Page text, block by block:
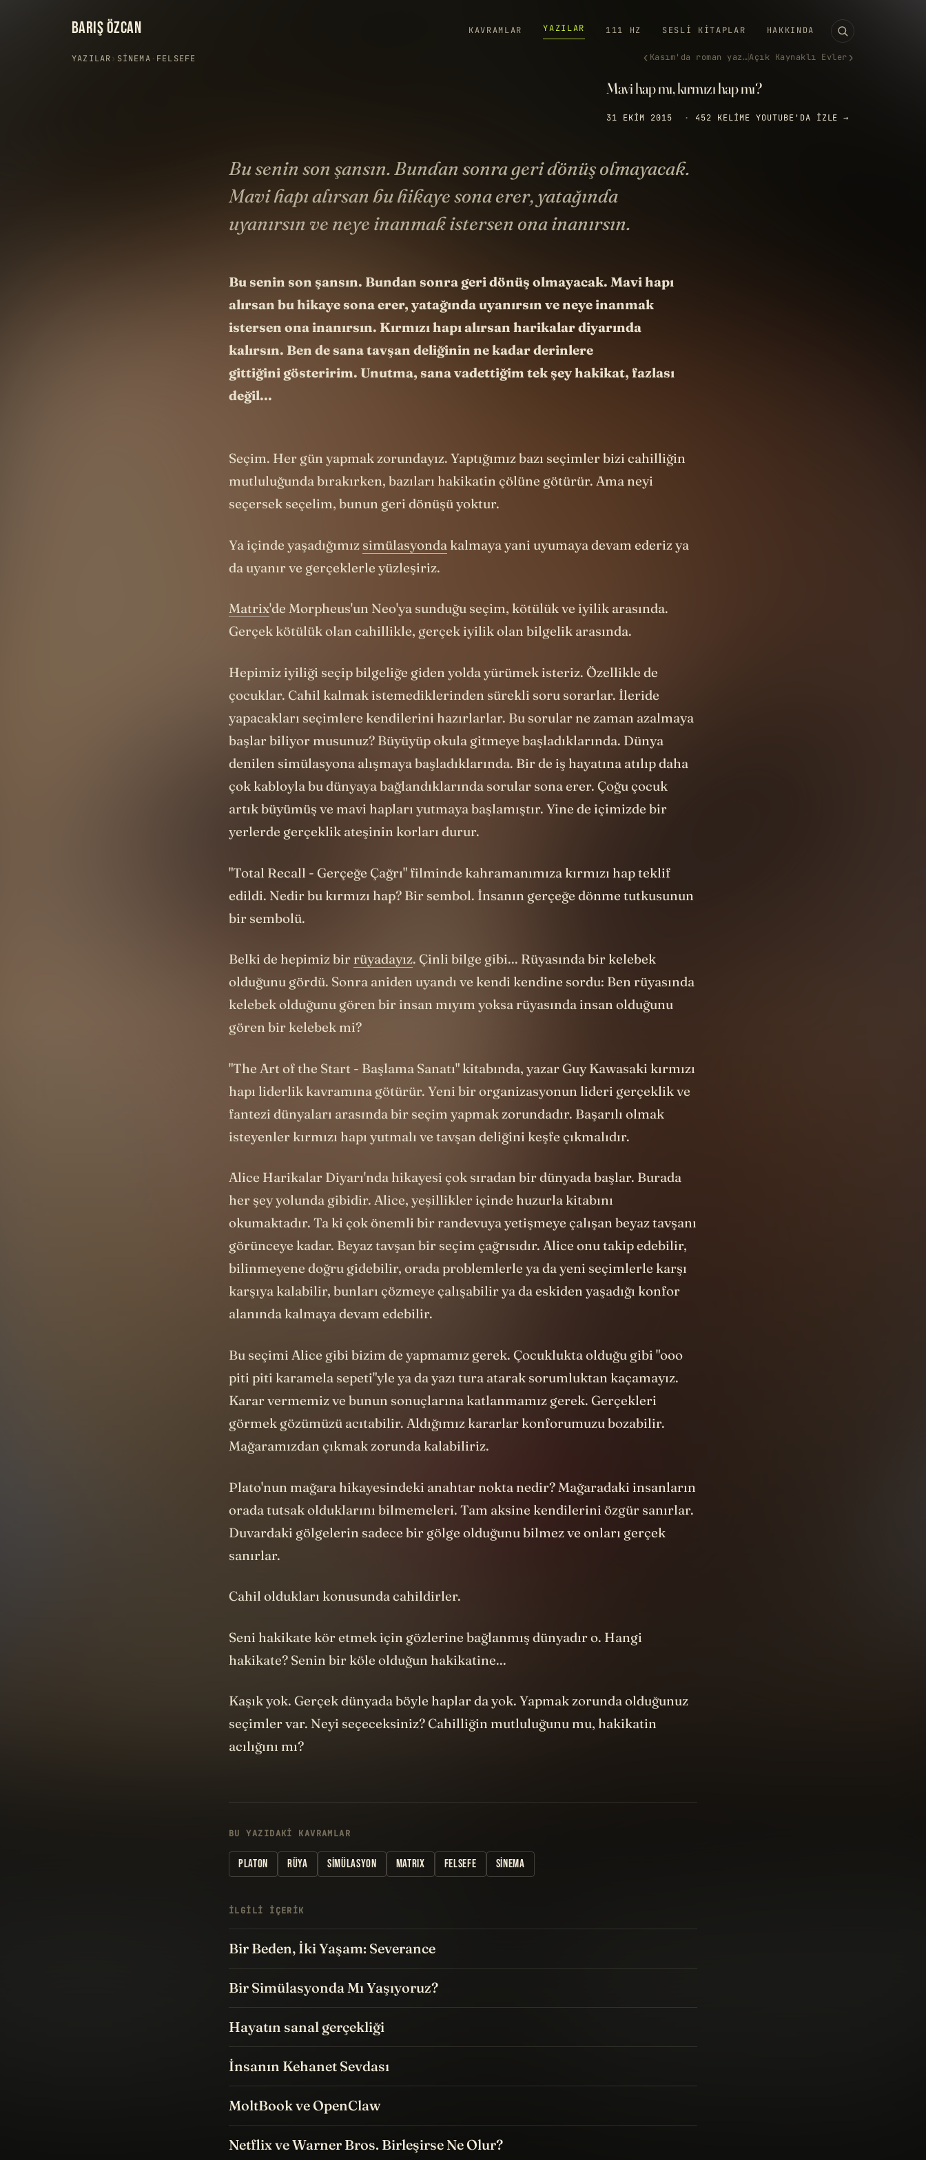
BARIŞ ÖZCAN KAVRAMLAR YAZILAR 111 HZ SESLI KITAPLAR HAKKINDA
YAZILAR› SINEMA · FELSEFE ‹ Kasım'da roman yazmak başkadırAçık Kaynaklı Evler ›
Mavi hap mı, kırmızı hap mı?
31 EKIM 2015 · 452 KELIME YOUTUBE'DA IZLE →
Bu senin son şansın. Bundan sonra geri dönüş olmayacak.
Mavi hapı alırsan bu hikaye sona erer, yatağında
uyanırsın ve neye inanmak istersen ona inanırsın.
Bu senin son şansın. Bundan sonra geri dönüş olmayacak. Mavi hapı
alırsan bu hikaye sona erer, yatağında uyanırsın ve neye inanmak
istersen ona inanırsın. Kırmızı hapı alırsan harikalar diyarında
kalırsın. Ben de sana tavşan deliğinin ne kadar derinlere
gittiğini gösteririm. Unutma, sana vadettiğim tek şey hakikat, fazlası
değil...
Seçim. Her gün yapmak zorundayız. Yaptığımız bazı seçimler bizi cahilliğin
mutluluğunda bırakırken, bazıları hakikatin çölüne götürür. Ama neyi
seçersek seçelim, bunun geri dönüşü yoktur.
Ya içinde yaşadığımız simülasyonda kalmaya yani uyumaya devam ederiz ya
da uyanır ve gerçeklerle yüzleşiriz.
Matrix'de Morpheus'un Neo'ya sunduğu seçim, kötülük ve iyilik arasında.
Gerçek kötülük olan cahillikle, gerçek iyilik olan bilgelik arasında.
Hepimiz iyiliği seçip bilgeliğe giden yolda yürümek isteriz. Özellikle de
çocuklar. Cahil kalmak istemediklerinden sürekli soru sorarlar. İleride
yapacakları seçimlere kendilerini hazırlarlar. Bu sorular ne zaman azalmaya
başlar biliyor musunuz? Büyüyüp okula gitmeye başladıklarında. Dünya
denilen simülasyona alışmaya başladıklarında. Bir de iş hayatına atılıp daha
çok kabloyla bu dünyaya bağlandıklarında sorular sona erer. Çoğu çocuk
artık büyümüş ve mavi hapları yutmaya başlamıştır. Yine de içimizde bir
yerlerde gerçeklik ateşinin korları durur.
"Total Recall - Gerçeğe Çağrı" filminde kahramanımıza kırmızı hap teklif
edildi. Nedir bu kırmızı hap? Bir sembol. İnsanın gerçeğe dönme tutkusunun
bir sembolü.
Belki de hepimiz bir rüyadayız. Çinli bilge gibi... Rüyasında bir kelebek
olduğunu gördü. Sonra aniden uyandı ve kendi kendine sordu: Ben rüyasında
kelebek olduğunu gören bir insan mıyım yoksa rüyasında insan olduğunu
gören bir kelebek mi?
"The Art of the Start - Başlama Sanatı" kitabında, yazar Guy Kawasaki kırmızı
hapı liderlik kavramına götürür. Yeni bir organizasyonun lideri gerçeklik ve
fantezi dünyaları arasında bir seçim yapmak zorundadır. Başarılı olmak
isteyenler kırmızı hapı yutmalı ve tavşan deliğini keşfe çıkmalıdır.
Alice Harikalar Diyarı'nda hikayesi çok sıradan bir dünyada başlar. Burada
her şey yolunda gibidir. Alice, yeşillikler içinde huzurla kitabını
okumaktadır. Ta ki çok önemli bir randevuya yetişmeye çalışan beyaz tavşanı
görünceye kadar. Beyaz tavşan bir seçim çağrısıdır. Alice onu takip edebilir,
bilinmeyene doğru gidebilir, orada problemlerle ya da yeni seçimlerle karşı
karşıya kalabilir, bunları çözmeye çalışabilir ya da eskiden yaşadığı konfor
alanında kalmaya devam edebilir.
Bu seçimi Alice gibi bizim de yapmamız gerek. Çocuklukta olduğu gibi "ooo
piti piti karamela sepeti"yle ya da yazı tura atarak sorumluktan kaçamayız.
Karar vermemiz ve bunun sonuçlarına katlanmamız gerek. Gerçekleri
görmek gözümüzü acıtabilir. Aldığımız kararlar konforumuzu bozabilir.
Mağaramızdan çıkmak zorunda kalabiliriz.
Plato'nun mağara hikayesindeki anahtar nokta nedir? Mağaradaki insanların
orada tutsak olduklarını bilmemeleri. Tam aksine kendilerini özgür sanırlar.
Duvardaki gölgelerin sadece bir gölge olduğunu bilmez ve onları gerçek
sanırlar.
Cahil oldukları konusunda cahildirler.
Seni hakikate kör etmek için gözlerine bağlanmış dünyadır o. Hangi
hakikate? Senin bir köle olduğun hakikatine...
Kaşık yok. Gerçek dünyada böyle haplar da yok. Yapmak zorunda olduğunuz
seçimler var. Neyi seçeceksiniz? Cahilliğin mutluluğunu mu, hakikatin
acılığını mı?
BU YAZIDAKI KAVRAMLAR
PLATON RÜYA SIMÜLASYON MATRIX FELSEFE SINEMA
İLGILI IÇERIK
Bir Beden, İki Yaşam: Severance
Bir Simülasyonda Mı Yaşıyoruz?
Hayatın sanal gerçekliği
İnsanın Kehanet Sevdası
MoltBook ve OpenClaw
Netflix ve Warner Bros. Birleşirse Ne Olur?